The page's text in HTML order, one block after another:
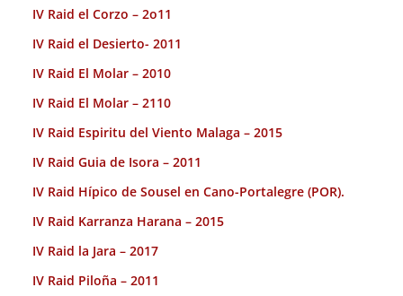
IV Raid el Corzo – 2o11
IV Raid el Desierto- 2011
IV Raid El Molar – 2010
IV Raid El Molar – 2110
IV Raid Espiritu del Viento Malaga – 2015
IV Raid Guia de Isora – 2011
IV Raid Hípico de Sousel en Cano-Portalegre (POR).
IV Raid Karranza Harana – 2015
IV Raid la Jara – 2017
IV Raid Piloña – 2011